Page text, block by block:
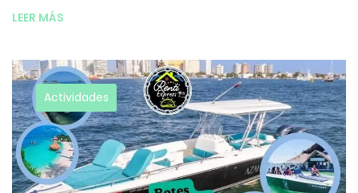
LEER MÁS
Actividades